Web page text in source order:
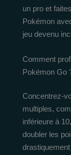
un pro et
Pokémon
jeu devenu
Comment
Pokémon Go
Concentrez-
multiples,
inférieure à
doubler les